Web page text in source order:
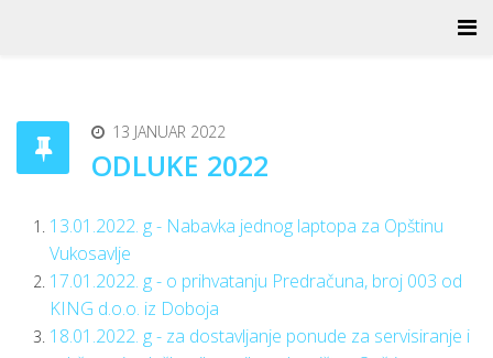
13 JANUAR 2022
ODLUKE 2022
13.01.2022. g - Nabavka jednog laptopa za Opštinu
Vukosavlje
17.01.2022. g - o prihvatanju Predračuna, broj 003 od
KING d.o.o. iz Doboja
18.01.2022. g - za dostavljanje ponude za servisiranje i